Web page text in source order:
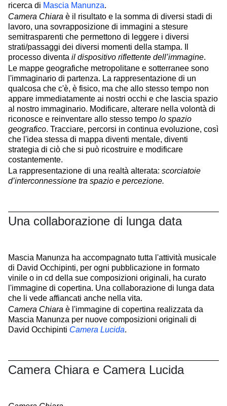
ricerca di Mascia Manunza.
Camera Chiara è il risultato e la somma di diversi stadi di
lavoro, una sovrapposizione di immagini a stesure
semitrasparenti che permettono di leggere i diversi
strati/passaggi dei diversi momenti della stampa. Il
processo diventa il dispositivo riflettente dell’immagine.
Le mappe geografiche metropolitane e sotterranee sono
l'immaginario di partenza. La rappresentazione di un
qualcosa che c'è, è fisico, ma che allo stesso tempo non
appare immediatamente ai nostri occhi e che lascia spazio
al nostro immaginario. Modificare, alterare nella volontà di
riconosce e reinventare allo stesso tempo lo spazio
geografico. Tracciare, percorsi in continua evoluzione, così
che l'idea stessa di mappa diventi mentale, diventi
strategia di ciò che si può ricostruire e modificare
costantemente.
La rappresentazione di una realtà alterata: scorciatoie
d’interconnessione tra spazio e percezione.
Una collaborazione di lunga data
Mascia Manunza ha accompagnato tutta l'attività musicale
di David Occhipinti, per ogni pubblicazione in formato
vinile o in cd della sue composizioni originali, ha curato
l'immagine di copertina. Una collaborazione di lunga data
che li vede affiancati anche nella vita.
Camera Chiara è l'immagine di copertina realizzata da
Mascia Manunza per nuove composizioni originali di
David Occhipinti Camera Lucida.
Camera Chiara e Camera Lucida